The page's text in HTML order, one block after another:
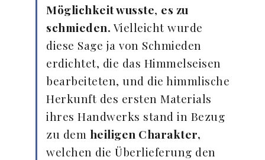
Möglichkeit wusste, es zu
schmieden. Vielleicht wurde
diese Sage ja von Schmieden
erdichtet, die das Himmelseisen
bearbeiteten, und die himmlische
Herkunft des ersten Materials
ihres Handwerks stand in Bezug
zu dem heiligen Charakter,
welchen die Überlieferung den